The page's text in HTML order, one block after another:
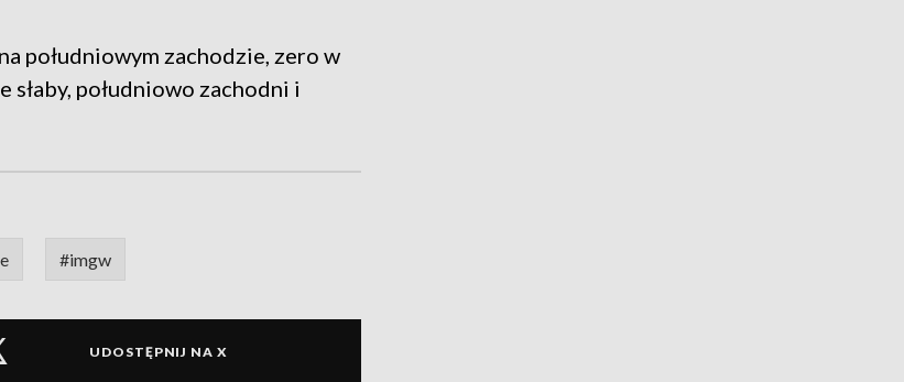
południowym zachodzie, zero w
południowo zachodni i
#imgw
UDOSTĘPNIJ NA X